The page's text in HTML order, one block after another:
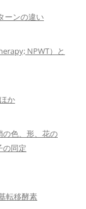
ーンの違い
NPWT）と
か
の色、形、花の
の同定
転移酵素